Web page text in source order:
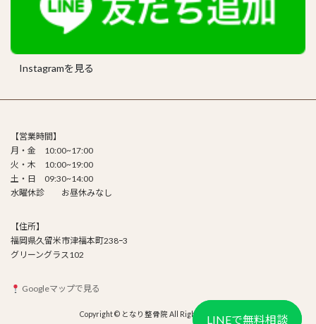
Instagramを見る
LINEで無料相談
LINEで無料相談
【営業時間】
月・金 10:00~17:00
火・木 10:00~19:00
土・日 09:30~14:00
水曜休診 お昼休みなし
【住所】
福岡県久留米市津福本町238ｰ3
グリーングラス102
Googleマップで見る
Copyright © となり整骨院 All Rights Reserved.